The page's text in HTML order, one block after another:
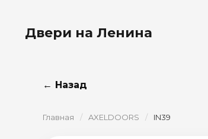
Двери на Ленина
← Назад
Главная / AXELDOORS / IN39